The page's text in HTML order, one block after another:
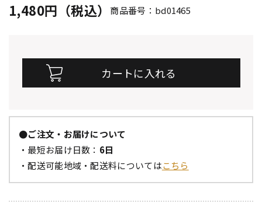
1,480円（税込） 商品番号：bd01465
●ご注文・お届けについて
・最短お届け日数： 6日
・配送可能地域・配送料についてはこちら